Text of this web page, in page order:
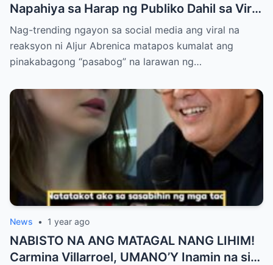
Napahiya sa Harap ng Publiko Dahil sa Viral
PASABOG Photo ni KYLIE PADILLA —
Netizens Nagulantang sa Ganda at Lakas
ng Aura! “Sino Talaga ang Nagsisi
Nag-trending ngayon sa social media ang viral na
reaksyon ni Aljur Abrenica matapos kumalat ang
pinakabagong “pasabog” na larawan ng…
News • 1 year ago
NABISTO NA ANG MATAGAL NANG LIHIM!
Carmina Villarroel, UMANO’Y Inamin na si